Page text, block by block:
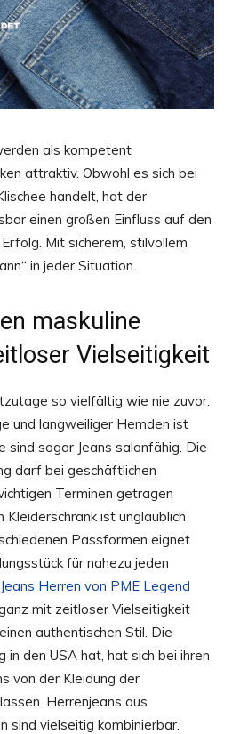
als kompetent
attraktiv. Obwohl es sich bei
handelt, hat der
einen großen Einfluss auf den
Mit sicherem, stilvollem
in jeder Situation.
maskuline
Vielseitigkeit
so vielfältig wie nie zuvor.
und langweiliger Hemden ist
sind sogar Jeans salonfähig. Die
darf bei geschäftlichen
Terminen getragen
ist unglaublich
Passformen eignet
für nahezu jeden
Jeans Herren von PME Legend
mit zeitloser Vielseitigkeit
authentischen Stil. Die
in den USA hat, hat sich bei ihren
von der Kleidung der
Herrenjeans aus
sind vielseitig kombinierbar.